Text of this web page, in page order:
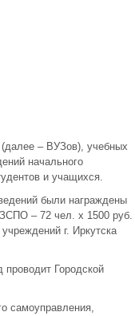
(далее – ВУЗов), учебных
начального
и учащихся.
были награждены
– 72 чел. х 1500 руб.
г. Иркутска
Городской
самоуправления,